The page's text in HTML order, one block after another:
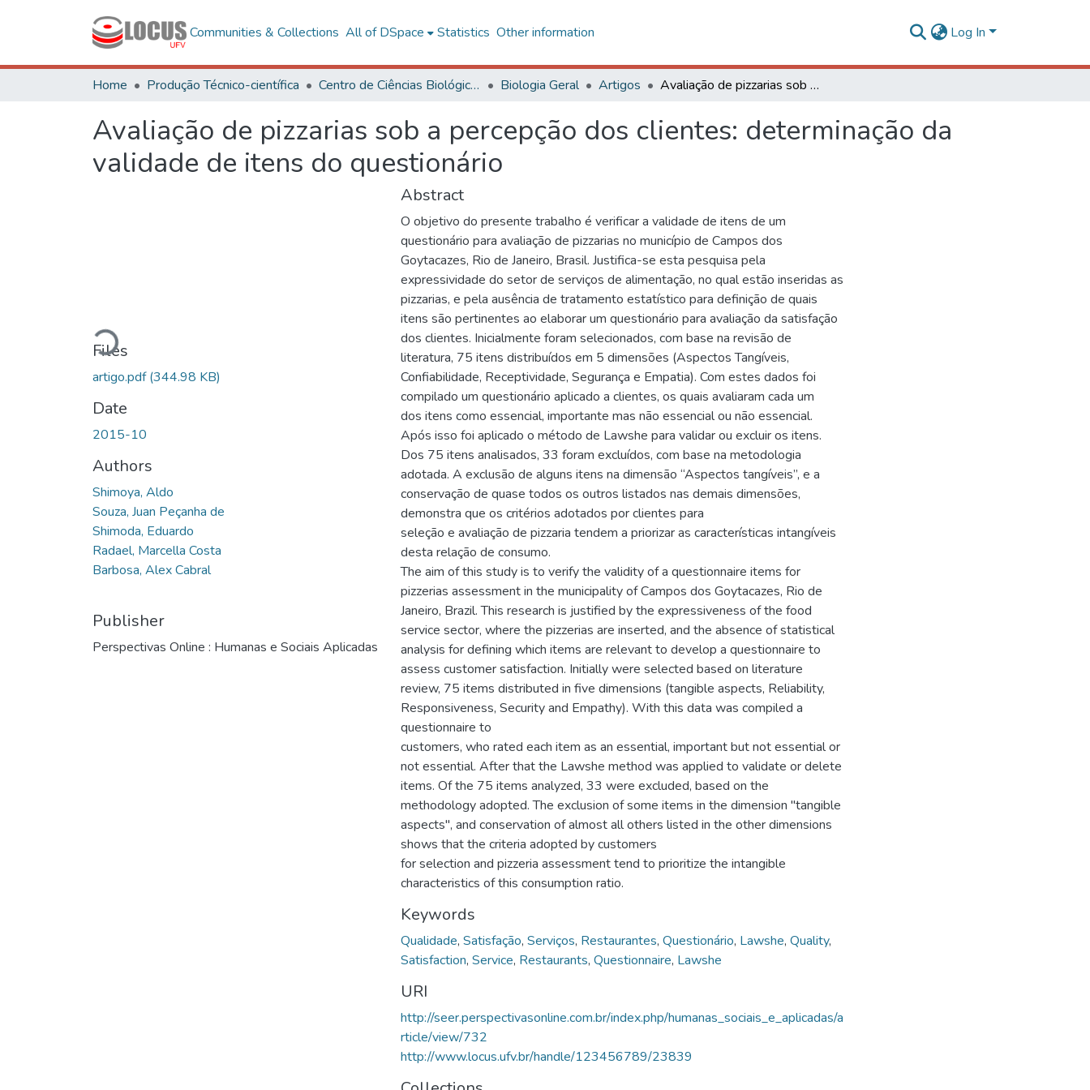
Communities & Collections All of DSpace Statistics Other information Log In
Home Produção Técnico-científica Centro de Ciências Biológicas e da Saúde Biologia Geral Artigos Avaliação de pizzarias sob a percepção dos clientes: determinação da validade de itens do questionário
Avaliação de pizzarias sob a percepção dos clientes: determinação da
validade de itens do questionário
Loading...
Files
artigo.pdf(344.98 KB)
Date
2015-10
Authors
Shimoya, Aldo
Souza, Juan Peçanha de
Shimoda, Eduardo
Radael, Marcella Costa
Barbosa, Alex Cabral
Publisher
Perspectivas Online : Humanas e Sociais Aplicadas
Abstract
O objetivo do presente trabalho é verificar a validade de itens de um
questionário para avaliação de pizzarias no município de Campos dos
Goytacazes, Rio de Janeiro, Brasil. Justifica-se esta pesquisa pela
expressividade do setor de serviços de alimentação, no qual estão inseridas as
pizzarias, e pela ausência de tratamento estatístico para definição de quais
itens são pertinentes ao elaborar um questionário para avaliação da satisfação
dos clientes. Inicialmente foram selecionados, com base na revisão de
literatura, 75 itens distribuídos em 5 dimensões (Aspectos Tangíveis,
Confiabilidade, Receptividade, Segurança e Empatia). Com estes dados foi
compilado um questionário aplicado a clientes, os quais avaliaram cada um
dos itens como essencial, importante mas não essencial ou não essencial.
Após isso foi aplicado o método de Lawshe para validar ou excluir os itens.
Dos 75 itens analisados, 33 foram excluídos, com base na metodologia
adotada. A exclusão de alguns itens na dimensão “Aspectos tangíveis”, e a
conservação de quase todos os outros listados nas demais dimensões,
demonstra que os critérios adotados por clientes para
seleção e avaliação de pizzaria tendem a priorizar as características intangíveis
desta relação de consumo.
The aim of this study is to verify the validity of a questionnaire items for
pizzerias assessment in the municipality of Campos dos Goytacazes, Rio de
Janeiro, Brazil. This research is justified by the expressiveness of the food
service sector, where the pizzerias are inserted, and the absence of statistical
analysis for defining which items are relevant to develop a questionnaire to
assess customer satisfaction. Initially were selected based on literature
review, 75 items distributed in five dimensions (tangible aspects, Reliability,
Responsiveness, Security and Empathy). With this data was compiled a
questionnaire to
customers, who rated each item as an essential, important but not essential or
not essential. After that the Lawshe method was applied to validate or delete
items. Of the 75 items analyzed, 33 were excluded, based on the
methodology adopted. The exclusion of some items in the dimension "tangible
aspects", and conservation of almost all others listed in the other dimensions
shows that the criteria adopted by customers
for selection and pizzeria assessment tend to prioritize the intangible
characteristics of this consumption ratio.
Keywords
Qualidade, Satisfação, Serviços, Restaurantes, Questionário, Lawshe, Quality,
Satisfaction, Service, Restaurants, Questionnaire, Lawshe
URI
http://seer.perspectivasonline.com.br/index.php/humanas_sociais_e_aplicadas/a
rticle/view/732
http://www.locus.ufv.br/handle/123456789/23839